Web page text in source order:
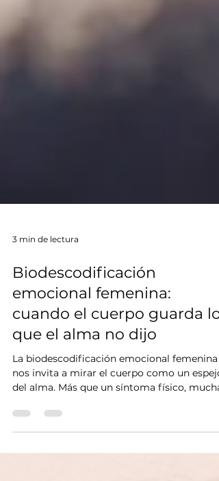
3 min de lectura
Biodescodificación
emocional femenina:
cuando el cuerpo guarda lo
que el alma no dijo
La biodescodificación emocional femenina
del alma. Más que un síntoma físico,
veces lo que duele es lo que no se ha dicho.